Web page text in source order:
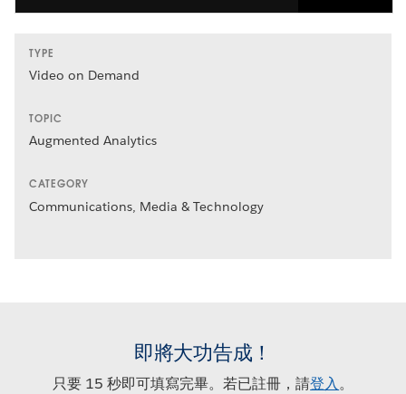
TYPE
Video on Demand
TOPIC
Augmented Analytics
CATEGORY
Communications, Media & Technology
即將大功告成！
只要 15 秒即可填寫完畢。若已註冊，請登入。